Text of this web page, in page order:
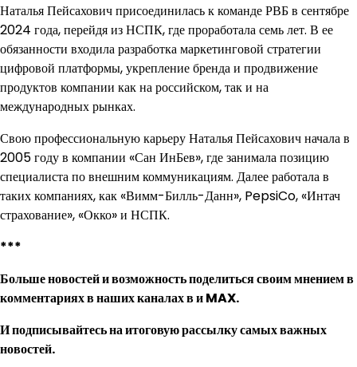
Наталья Пейсахович присоединилась к команде РВБ в сентябре
2024 года, перейдя из НСПК, где проработала семь лет. В ее
обязанности входила разработка маркетинговой стратегии
цифровой платформы, укрепление бренда и продвижение
продуктов компании как на российском, так и на
международных рынках.
Свою профессиональную карьеру Наталья Пейсахович начала в
2005 году в компании «Сан ИнБев», где занимала позицию
специалиста по внешним коммуникациям. Далее работала в
таких компаниях, как «Вимм-Билль-Данн», PepsiCo, «Интач
страхование», «Окко» и НСПК.
***
Больше новостей и возможность поделиться своим мнением в
комментариях в наших каналах виMAX.
Иподписывайтесьна итоговую рассылку самых важных
новостей.